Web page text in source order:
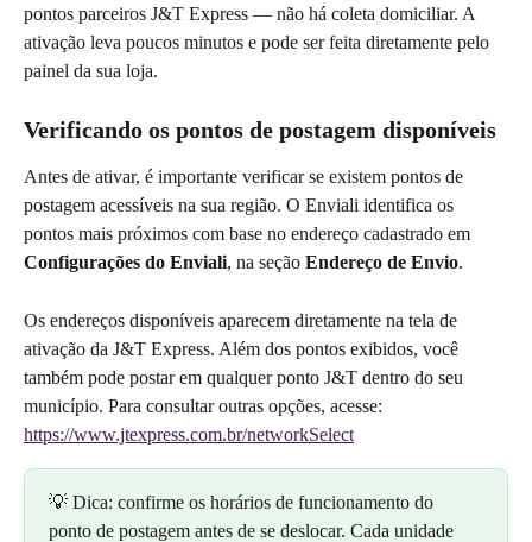
pontos parceiros J&T Express — não há coleta domiciliar. A
ativação leva poucos minutos e pode ser feita diretamente pelo
painel da sua loja.
Verificando os pontos de postagem disponíveis
Antes de ativar, é importante verificar se existem pontos de
postagem acessíveis na sua região. O Enviali identifica os
pontos mais próximos com base no endereço cadastrado em
Configurações do Enviali, na seção Endereço de Envio.
Os endereços disponíveis aparecem diretamente na tela de
ativação da J&T Express. Além dos pontos exibidos, você
também pode postar em qualquer ponto J&T dentro do seu
município. Para consultar outras opções, acesse:
https://www.jtexpress.com.br/networkSelect
💡 Dica: confirme os horários de funcionamento do
ponto de postagem antes de se deslocar. Cada unidade